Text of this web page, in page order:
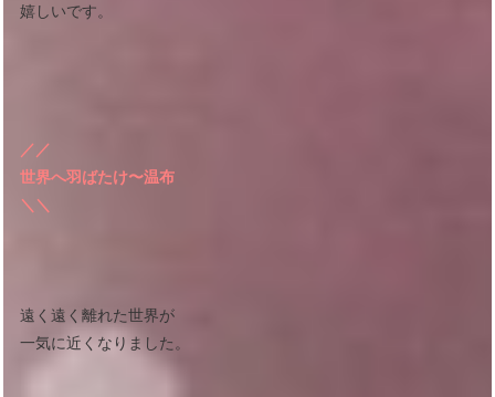
嬉しいです。
／／
世界へ羽ばたけ〜温布
＼＼
遠く遠く離れた世界が
一気に近くなりました。